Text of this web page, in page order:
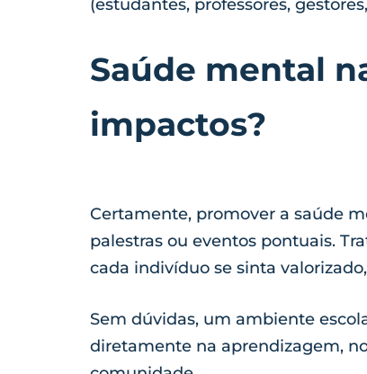
(estudantes, professores,
Saúde mental
impactos?
Certamente, promover a saúde
palestras ou eventos pontuais.
cada indivíduo se sinta
Sem dúvidas, um ambiente
diretamente na aprendizagem,